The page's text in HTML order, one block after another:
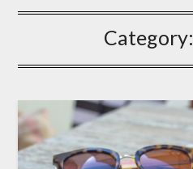
Category: